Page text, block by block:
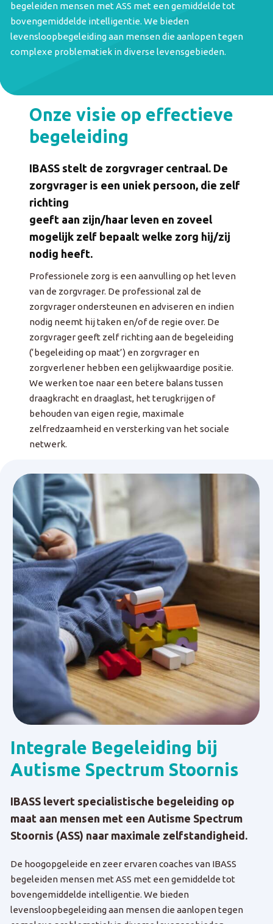
begeleiden mensen met ASS met een gemiddelde tot
bovengemiddelde intelligentie. We bieden
levensloopbegeleiding aan mensen die aanlopen tegen
complexe problematiek in diverse levensgebieden.
Onze visie op effectieve
begeleiding
IBASS stelt de zorgvrager centraal. De
zorgvrager is een uniek persoon, die zelf
richting
geeft aan zijn/haar leven en zoveel
mogelijk zelf bepaalt welke zorg hij/zij
nodig heeft.
Professionele zorg is een aanvulling op het leven
van de zorgvrager. De professional zal de
zorgvrager ondersteunen en adviseren en indien
nodig neemt hij taken en/of de regie over. De
zorgvrager geeft zelf richting aan de begeleiding
(‘begeleiding op maat’) en zorgvrager en
zorgverlener hebben een gelijkwaardige positie.
We werken toe naar een betere balans tussen
draagkracht en draaglast, het terugkrijgen of
behouden van eigen regie, maximale
zelfredzaamheid en versterking van het sociale
netwerk.
Integrale Begeleiding bij
Autisme Spectrum Stoornis
IBASS levert specialistische begeleiding op
maat aan mensen met een Autisme Spectrum
Stoornis (ASS) naar maximale zelfstandigheid.
De hoogopgeleide en zeer ervaren coaches van IBASS
begeleiden mensen met ASS met een gemiddelde tot
bovengemiddelde intelligentie. We bieden
levensloopbegeleiding aan mensen die aanlopen tegen